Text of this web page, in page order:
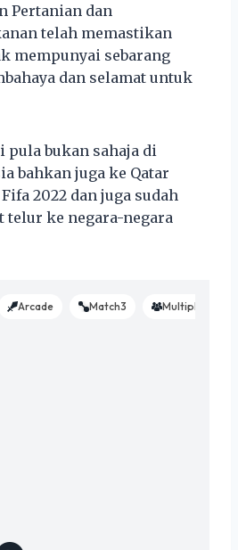
Pertanian dan
telah memastikan
mempunyai sebarang
dan selamat untuk
bukan sahaja di
bahkan juga ke Qatar
2022 dan juga sudah
telur ke negara-negara